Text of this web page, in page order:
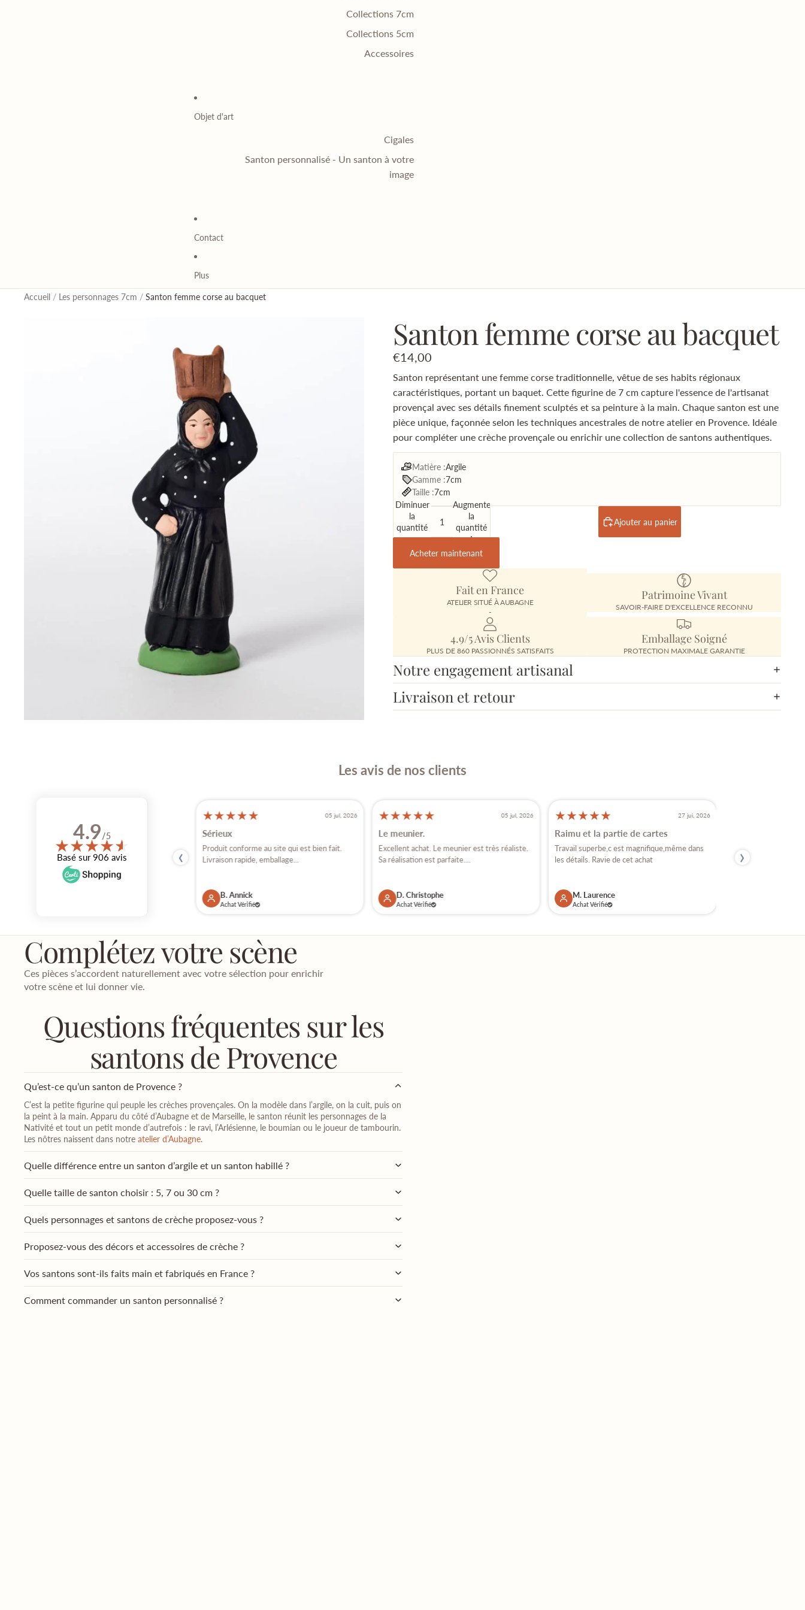
Collections 7cm
Collections 5cm
Accessoires
Objet d'art
Cigales
Santon personnalisé - Un santon à votre
image
Contact
Plus
Accueil / Les personnages 7cm / Santon femme corse au bacquet
Santon femme corse au bacquet
€14,00
Santon représentant une femme corse traditionnelle, vêtue de ses habits régionaux
caractéristiques, portant un baquet. Cette figurine de 7 cm capture l'essence de l'artisanat
provençal avec ses détails finement sculptés et sa peinture à la main. Chaque santon est une
pièce unique, façonnée selon les techniques ancestrales de notre atelier en Provence. Idéale
pour compléter une crèche provençale ou enrichir une collection de santons authentiques.
Matière :Argile
Gamme :7cm
Taille :7cm
Diminuer
la
quantité
Augmenter
la
quantité
Ajouter au panier
Acheter maintenant
Fait en France
ATELIER SITUÉ À AUBAGNE
-
Patrimoine Vivant
SAVOIR-FAIRE D'EXCELLENCE RECONNU
4.9/5 Avis Clients
PLUS DE 860 PASSIONNÉS SATISFAITS
Emballage Soigné
PROTECTION MAXIMALE GARANTIE
Notre engagement artisanal
Livraison et retour
Les avis de nos clients
4.9/5
★★★★★
★
Basé sur 906 avis ‹
Bonbour Comme d'habitude tout est parfait
et arrive sans encombré Mille...
★★★★★ 05 jul, 2026
Sérieux
Produit conforme au site qui est bien fait.
Livraison rapide, emballage...
B. Annick
Achat Vérifié
★★★★★ 05 jul, 2026
Le meunier.
Excellent achat. Le meunier est très réaliste.
Sa réalisation est parfaite....
D. Christophe
Achat Vérifié
★★★★★ 27 jui, 2026
Raimu et la partie de cartes
Travail superbe,c est magnifique,même dans
les détails. Ravie de cet achat
M. Laurence
Achat Vérifié
vous , car j'ai
›
Complétez votre scène
Ces pièces s’accordent naturellement avec votre sélection pour enrichir
votre scène et lui donner vie.
Questions fréquentes sur les
santons de Provence
Qu’est-ce qu’un santon de Provence ?
C’est la petite figurine qui peuple les crèches provençales. On la modèle dans l’argile, on la cuit, puis on
la peint à la main. Apparu du côté d’Aubagne et de Marseille, le santon réunit les personnages de la
Nativité et tout un petit monde d’autrefois : le ravi, l’Arlésienne, le boumian ou le joueur de tambourin.
Les nôtres naissent dans notre atelier d’Aubagne.
Quelle différence entre un santon d’argile et un santon habillé ?
Quelle taille de santon choisir : 5, 7 ou 30 cm ?
Quels personnages et santons de crèche proposez-vous ?
Proposez-vous des décors et accessoires de crèche ?
Vos santons sont-ils faits main et fabriqués en France ?
Comment commander un santon personnalisé ?